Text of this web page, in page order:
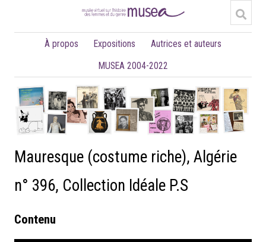
À propos Expositions
Autrices et auteurs
MUSEA 2004-2022
Mauresque (costume riche), Algérie
n° 396, Collection Idéale P.S
Contenu